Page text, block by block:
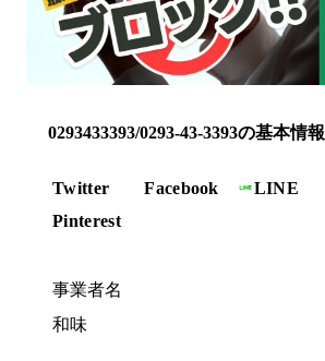
0293433393/0293-43-3393の基本情報
Twitter Facebook LINE
Pinterest
事業者名
和味